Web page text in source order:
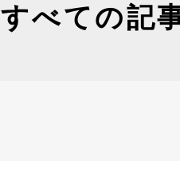
すべての記